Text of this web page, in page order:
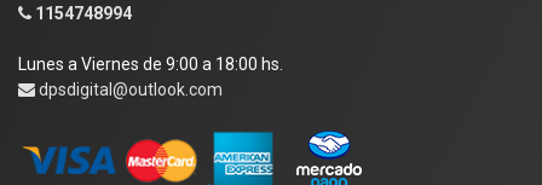
1154748994
Lunes a Viernes de 9:00 a 18:00 hs.
dpsdigital@outlook.com